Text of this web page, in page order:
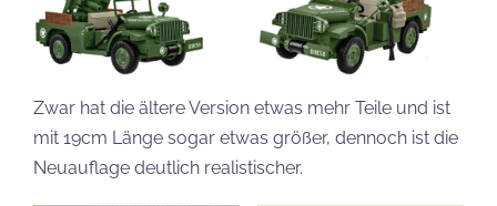
Zwar hat die ältere Version etwas mehr Teile und ist
mit 19cm Länge sogar etwas größer, dennoch ist die
Neuauflage deutlich realistischer.